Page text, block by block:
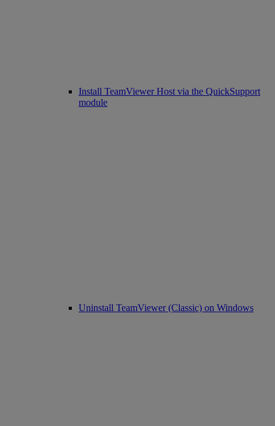
Install TeamViewer Host via the QuickSupport
module
Uninstall TeamViewer (Classic) on Windows